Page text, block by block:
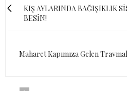
KIŞ AYLARINDA BAĞIŞIKLIK
BESİN!
Maharet Kapımıza Gelen